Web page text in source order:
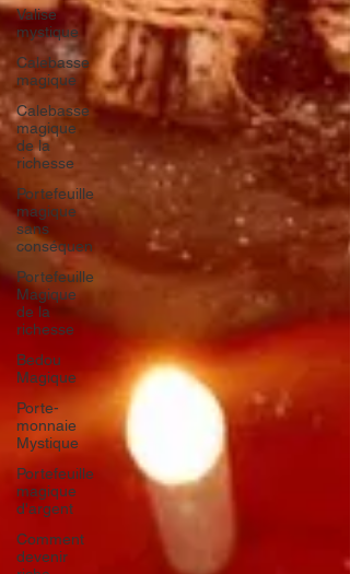
Valise
mystique
Calebasse
magique
Calebasse
magique
de la
richesse
Portefeuille
magique
sans
conséquen
Portefeuille
Magique
de la
richesse
Bedou
Magique
Porte-
monnaie
Mystique
Portefeuille
magique
d'argent
Comment
devenir